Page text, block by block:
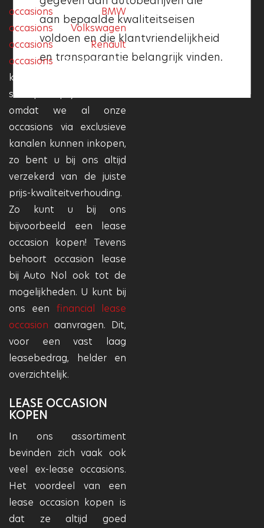
occasions, BMW
occasions,Volkswagen
occasionsenRenault
occasions ! Bij Auto Nol
kunnen we u de
scherpste prijzen bieden
omdat we al onze
occasions via exclusieve
kanalen kunnen inkopen,
zo bent u bij ons altijd
verzekerd van de juiste
prijs-kwaliteitverhouding.
Zo kunt u bij ons
bijvoorbeeld een lease
occasion kopen! Tevens
behoort occasion lease
bij Auto Nol ook tot de
mogelijkheden. U kunt bij
ons een financial lease
occasion aanvragen. Dit,
voor een vast laag
leasebedrag, helder en
overzichtelijk.
LEASE OCCASION
KOPEN
In ons assortiment
bevinden zich vaak ook
veel ex-lease occasions.
Het voordeel van een
lease occasion kopen is
dat ze altijd goed
betekent dit dat deze aan deze
kwaliteitseisen voldoet en dat
deze garage betrouwbaar en
professioneel is.
aan bepaalde kwaliteitseisen
voldoen en die klantvriendelijkheid
en transparantie belangrijk vinden.